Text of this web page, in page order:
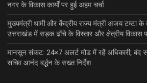
नगर के विकास कार्यों पर हुई अहम चर्चा
मुख्यमंत्री धामी और केंद्रीय राज्य मंत्री अजय टम्टा
उत्तराखंड में सड़क ढाँचे के विस्तार और क्षेत्रीय विकास
मानसून संकट: 24×7 अलर्ट मोड में रहें अधिकारी,
सचिव आनंद बर्द्धन के सख्त निर्देश